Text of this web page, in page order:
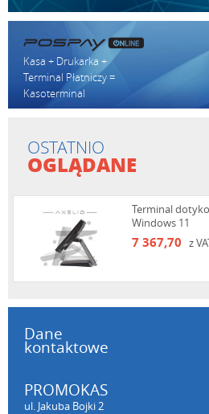
Kasa + Drukarka +
Terminal Płatniczy =
Kasoterminal
OSTATNIO
OGLĄDANE
Terminal
Windows 11
7 367,70 z
Dane
kontaktowe
PROMOKAS
ul. Jakuba Bojki 2